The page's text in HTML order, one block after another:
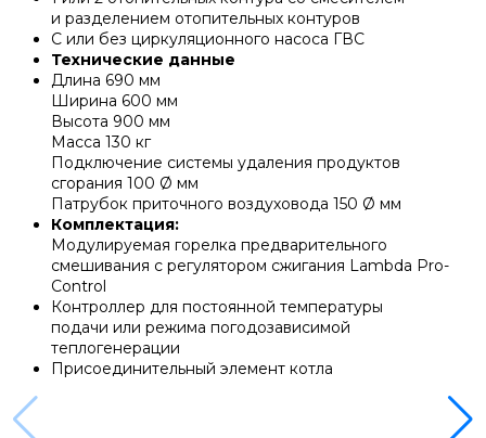
Напольные конденсационные котлы Baxi
Напольные котлы с атмосферной горелкой
Baxi
Электрические котлы Baxi
Vaillant
Настенные газовые котлы Vaillant
Настенные газовые конденсационные котлы
Vaillant
и разделением отопительных контуров
С или без циркуляционного насоса ГВС
Технические данные
Длина 690 мм
Ширина 600 мм
Высота 900 мм
Масса 130 кг
Подключение системы удаления продуктов
сгорания 100 Ø мм
Патрубок приточного воздуховода 150 Ø мм
Комплектация:
Модулируемая горелка предварительного
смешивания с регулятором сжигания Lambda Pro-
Control
Контроллер для постоянной температуры
подачи или режима погодозависимой
теплогенерации
Присоединительный элемент котла